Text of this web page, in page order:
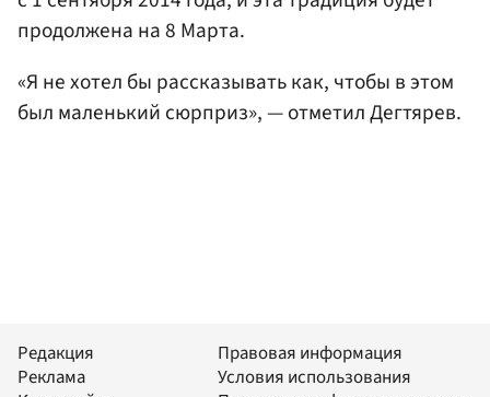
продолжена на 8 Марта.
«Я не хотел бы рассказывать как, чтобы в этом
был маленький сюрприз», — отметил Дегтярев.
Редакция
Реклама
Правовая информация
Условия использования